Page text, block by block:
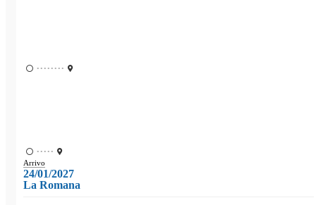
••••••••
•••••
Arrivo
24/01/2027
La Romana